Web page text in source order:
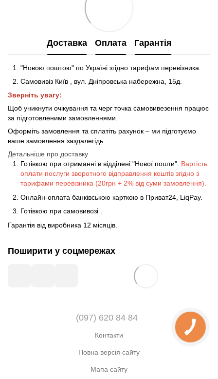
Доставка Оплата Гарантія
"Новою поштою" по Україні згідно тарифам перевізника.
Самовивіз Київ
вул. Дніпровська набережна , 15д
Зверніть увагу:
Щоб уникнути очікування та черг точка самовивезення працює
за підготовленими замовленнями.
Оформіть замовлення та сплатіть рахунок – ми підготуємо
ваше замовлення заздалегідь.
Детальніше про доставку
Готівкою при отриманні в відділені "Нової пошти". Вартість
оплати послуги зворотного відправлення коштів згідно з
тарифами перевізника (20грн + 2% від суми замовлення).
Онлайн-оплата банківською карткою в Приват24, LiqPay.
Готівкою при самовивозі
Гарантія від виробника 12 місяців.
Поширити у соцмережах
(097) 620 84 84
Контакти
Повна версія сайту
Мапа сайту